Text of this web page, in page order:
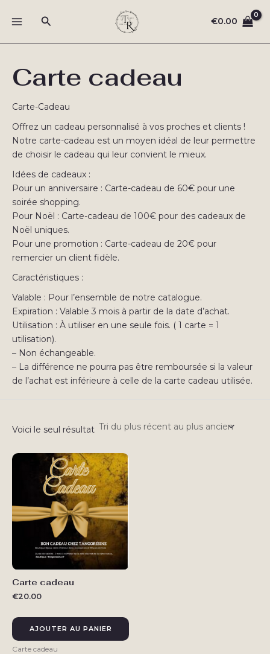
Rechercher €0.00
Carte cadeau
Carte-Cadeau
Offrez un cadeau personnalisé à vos proches et clients !
Notre carte-cadeau est un moyen idéal de leur permettre
de choisir le cadeau qui leur convient le mieux.
Idées de cadeaux :
Pour un anniversaire : Carte-cadeau de 60€ pour une
soirée shopping.
Pour Noël : Carte-cadeau de 100€ pour des cadeaux de
Noël uniques.
Pour une promotion : Carte-cadeau de 20€ pour
remercier un client fidèle.
Caractéristiques :
Valable : Pour l’ensemble de notre catalogue.
Expiration : Valable 3 mois à partir de la date d’achat.
Utilisation : À utiliser en une seule fois. ( 1 carte = 1
utilisation).
– Non échangeable.
– La différence ne pourra pas être remboursée si la valeur
de l’achat est inférieure à celle de la carte cadeau utilisée.
Voici le seul résultat
Carte cadeau
€20.00
AJOUTER AU PANIER
Carte cadeau